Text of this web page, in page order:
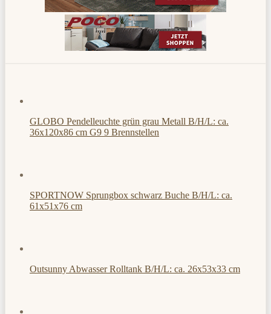
GLOBO Pendelleuchte grün grau Metall B/H/L: ca.
36x120x86 cm G9 9 Brennstellen
SPORTNOW Sprungbox schwarz Buche B/H/L: ca.
61x51x76 cm
Outsunny Abwasser Rolltank B/H/L: ca. 26x53x33 cm